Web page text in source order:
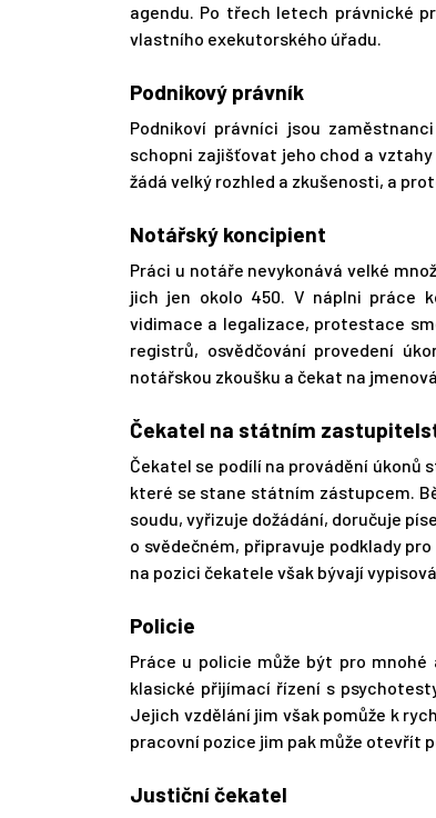
agendu. Po třech letech právnické
vlastního exekutorského úřadu.
Podnikový právník
Podnikoví právníci jsou
schopni zajišťovat jeho chod a
žádá velký rozhled a zkušenosti, a
Notářský koncipient
Práci u notáře nevykonává velké
jich jen okolo 450. V náplni práce
vidimace a legalizace, protestace
registrů, osvědčování provedení
notářskou zkoušku a čekat na
Čekatel na státním
Čekatel se podílí na provádění úkonů
které se stane státním zástupcem.
soudu, vyřizuje dožádání, doručuje
o svědečném, připravuje podklady
na pozici čekatele však bývají
Policie
Práce u policie může být pro
klasické přijímací řízení s
Jejich vzdělání jim však pomůže k
pracovní pozice jim pak může otevřít
Justiční čekatel